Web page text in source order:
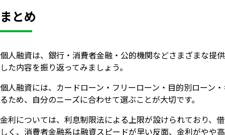
まとめ
個人融資は、銀行・消費者金融・公的機関などさまざまな提
した内容を振り返ってみましょう。
個人融資には、カードローン・フリーローン・目的別ローン
るため、自分のニーズに合わせて選ぶことが大切です。
金利については、利息制限法による上限が設けられており、
しく、消費者金融系は融資スピードが早い反面、金利がやや